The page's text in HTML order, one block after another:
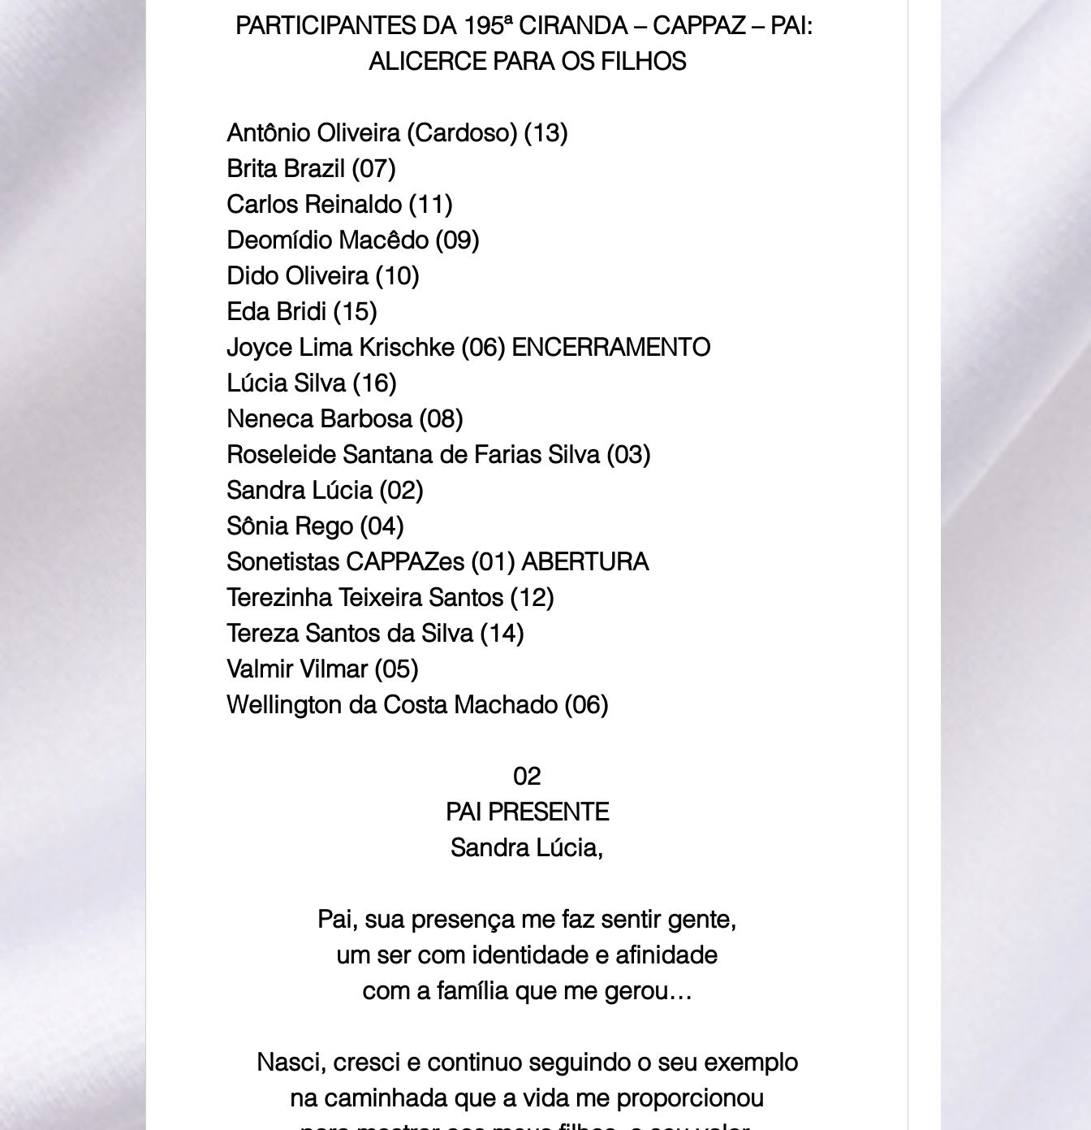
PARTICIPANTES DA 195ª CIRANDA – CAPPAZ – PAI:
ALICERCE PARA OS FILHOS
Antônio Oliveira (Cardoso) (13)
Brita Brazil (07)
Carlos Reinaldo (11)
Deomídio Macêdo (09)
Dido Oliveira (10)
Eda Bridi (15)
Joyce Lima Krischke (06) ENCERRAMENTO
Lúcia Silva (16)
Neneca Barbosa (08)
Roseleide Santana de Farias Silva (03)
Sandra Lúcia (02)
Sônia Rego (04)
Sonetistas CAPPAZes (01) ABERTURA
Terezinha Teixeira Santos (12)
Tereza Santos da Silva (14)
Valmir Vilmar (05)
Wellington da Costa Machado (06)
02
PAI PRESENTE
Sandra Lúcia,
Pai, sua presença me faz sentir gente,
um ser com identidade e afinidade
com a família que me gerou…
Nasci, cresci e continuo seguindo o seu exemplo
na caminhada que a vida me proporcionou